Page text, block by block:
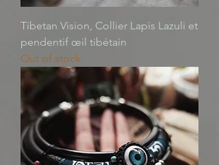
Tibetan Vision, Collier Lapis Lazuli et
pendentif œil tibétain
Out of stock